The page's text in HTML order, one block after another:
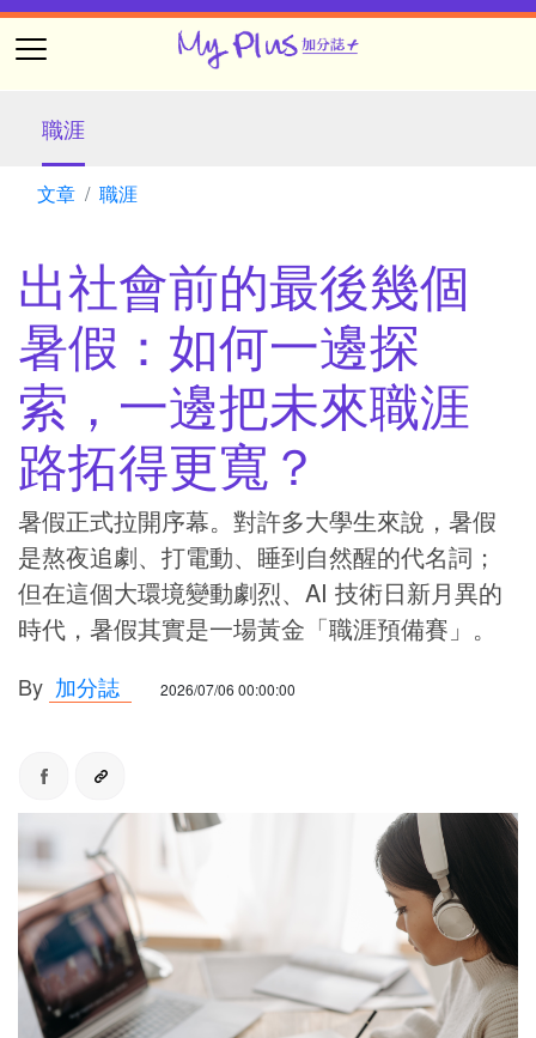
職涯
文章 職涯
出社會前的最後幾個
暑假：如何一邊探
索，一邊把未來職涯
路拓得更寬？
暑假正式拉開序幕。對許多大學生來說，暑假
是熬夜追劇、打電動、睡到自然醒的代名詞；
但在這個大環境變動劇烈、AI 技術日新月異的
時代，暑假其實是一場黃金「職涯預備賽」。
By 加分誌 2026/07/06 00:00:00